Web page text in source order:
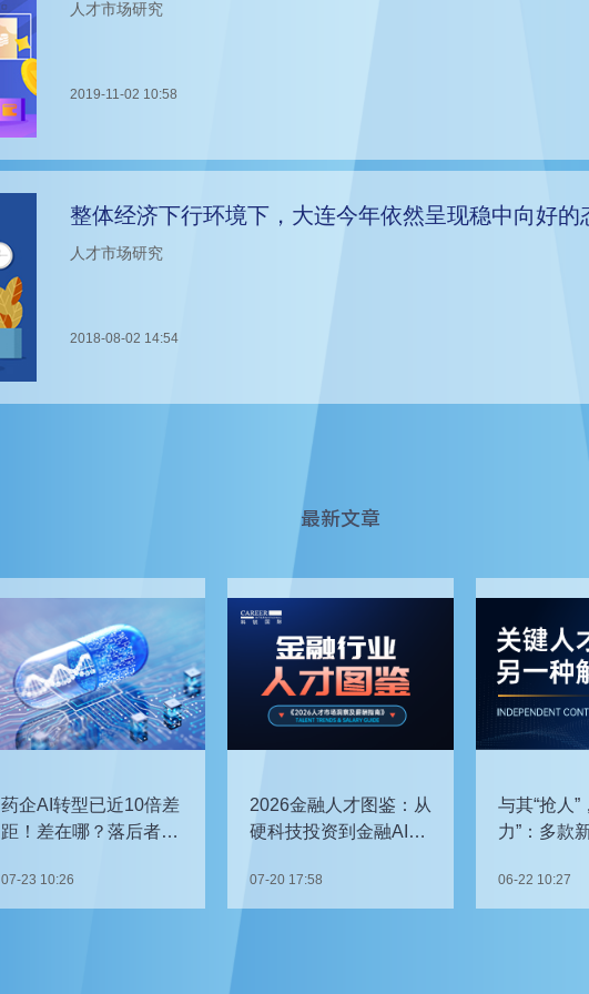
人才市场研究
2019-11-02 10:58
整体经济下行环境下，大连今年依然呈现稳中向好的
人才市场研究
2018-08-02 14:54
最新文章
药企AI转型已近10倍差
距！差在哪？落后者该
07-23 10:26
2026金融人才图鉴：从
硬科技投资到金融AI，
单？
07-20 17:58
与其“抢人”
力”：多款
关键人才？
06-22 10:27